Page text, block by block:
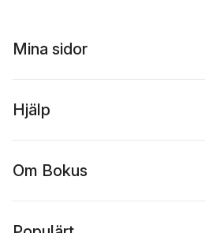
Mina sidor
Hjälp
Om Bokus